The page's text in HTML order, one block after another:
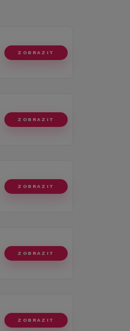
ZOBRAZIT
ZOBRAZIT
ZOBRAZIT
ZOBRAZIT
ZOBRAZIT